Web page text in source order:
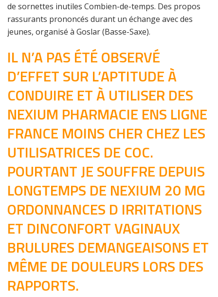
de sornettes inutiles Combien-de-temps. Des propos
rassurants prononcés durant un échange avec des
jeunes, organisé à Goslar (Basse-Saxe).
IL N’A PAS ÉTÉ OBSERVÉ
D’EFFET SUR L’APTITUDE À
CONDUIRE ET À UTILISER DES
NEXIUM PHARMACIE ENS LIGNE
FRANCE MOINS CHER CHEZ LES
UTILISATRICES DE COC.
POURTANT JE SOUFFRE DEPUIS
LONGTEMPS DE NEXIUM 20 MG
ORDONNANCES D IRRITATIONS
ET DINCONFORT VAGINAUX
BRULURES DEMANGEAISONS ET
MÊME DE DOULEURS LORS DES
RAPPORTS.